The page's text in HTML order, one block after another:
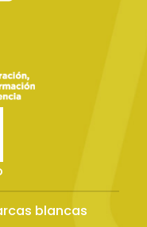
blancas